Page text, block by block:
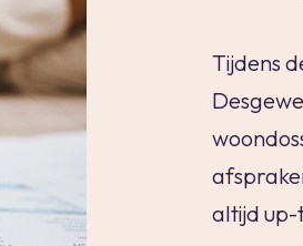
Tijdens
altijd